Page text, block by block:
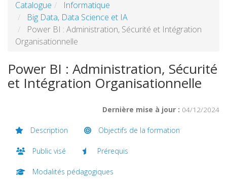
Catalogue
Informatique
Big Data, Data Science et IA
Power BI : Administration, Sécurité et Intégration
Organisationnelle
Power BI : Administration, Sécurité
et Intégration Organisationnelle
Dernière mise à jour : 04/12/2024
Description Objectifs de la formation
Public visé Prérequis
Modalités pédagogiques